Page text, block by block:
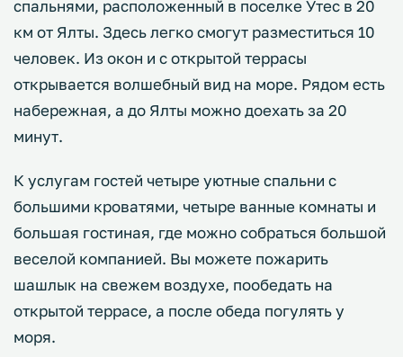
спальнями, расположенный в поселке Утес в 20
км от Ялты. Здесь легко смогут разместиться 10
человек. Из окон и с открытой террасы
открывается волшебный вид на море. Рядом есть
набережная, а до Ялты можно доехать за 20
минут.
К услугам гостей четыре уютные спальни с
большими кроватями, четыре ванные комнаты и
большая гостиная, где можно собраться большой
веселой компанией. Вы можете пожарить
шашлык на свежем воздухе, пообедать на
открытой террасе, а после обеда погулять у
моря.